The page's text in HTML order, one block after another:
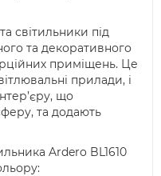
світильники під
та декоративного
приміщень. Це
прилади, і
що
та додають
Ardero BL1610